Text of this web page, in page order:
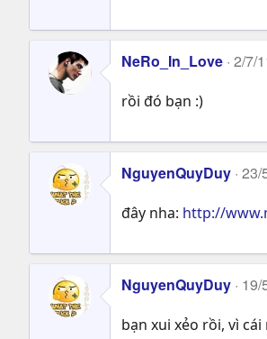
NeRo_In_Love 2/7/
rồi đó bạn :)
NguyenQuyDuy 23/
đây nha: http://
NguyenQuyDuy 19/
bạn xui xẻo rồi, vì